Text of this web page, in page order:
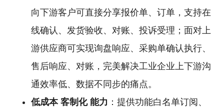
向下游客户可直接分享报价单、订单，支持在
线确认、发货验收、对账、投诉受理；面对上
游供应商可实现询盘响应、采购单确认执行、
售后响应、对账，完美解决工业企业上下游沟
通效率低、数据不同步的痛点。
低成本 客制化 能力 ：提供功能白名单订阅、